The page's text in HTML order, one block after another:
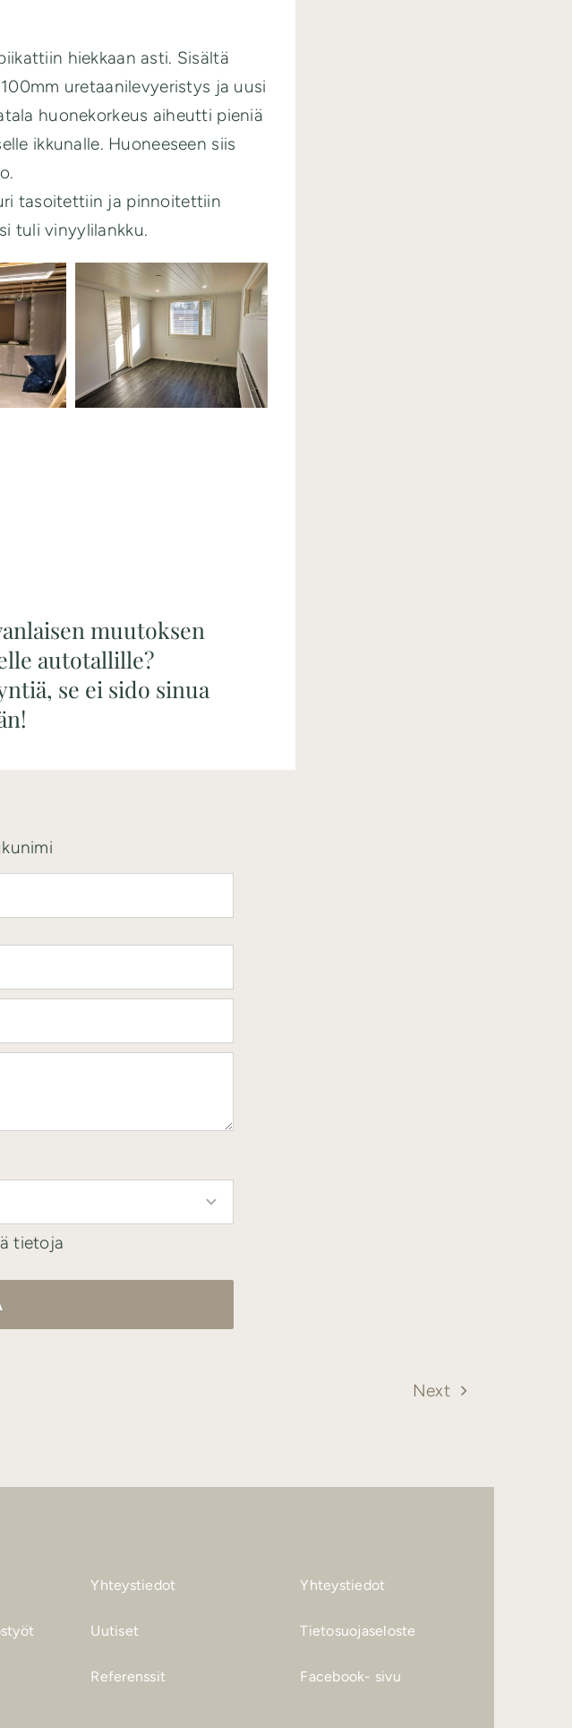
hiekkaan asti. Sisältä
uretaanilevyeristys ja uusi
huonekorkeus aiheutti pieniä
ikkunalle. Huoneeseen siis
tasoitettiin ja pinnoitettiin
tuli vinyylilankku.
muutoksen
autotallille?
se ei sido sinua
tietoja
Next
Yhteystiedot
Uutiset
Referenssit
Yhteystiedot
Tietosuojaseloste
Facebook- sivu